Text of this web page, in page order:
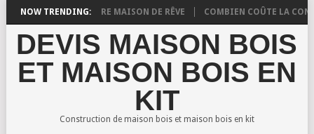
NOW TRENDING:
CONSTRUIRE VOTRE MAISON DE RÊVE COMBIEN COÛTE LA
DEVIS MAISON BOIS
ET MAISON BOIS EN
KIT
Construction de maison bois et maison bois en kit